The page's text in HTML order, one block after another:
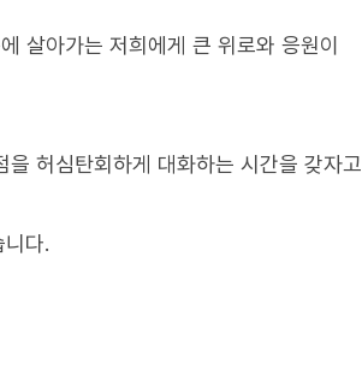
살아가는 저희에게 큰 위로와 응원이
허심탄회하게 대화하는 시간을 갖자고
다.